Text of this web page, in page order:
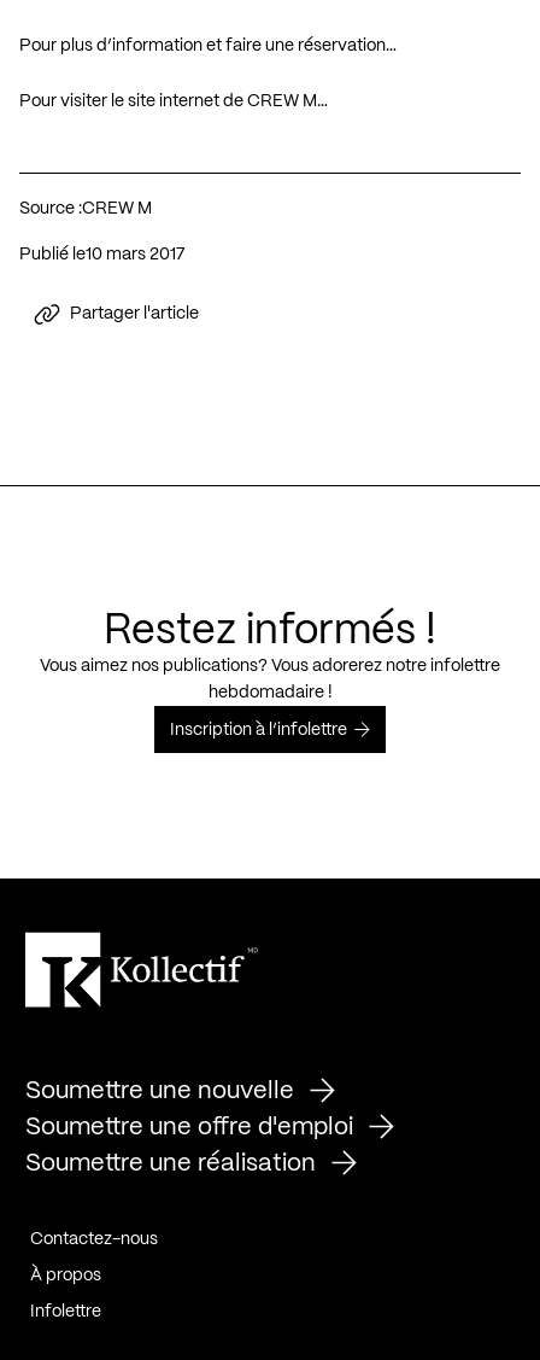
Pour plus d’information et faire une réservation…
Pour visiter le site internet de CREW M…
Source :CREW M
Publié le 10 mars 2017
Partager l'article
Restez informés !
Vous aimez nos publications? Vous adorerez notre infolettre
hebdomadaire !
Inscription à l’infolettre
Soumettre une nouvelle
Soumettre une offre d'emploi
Soumettre une réalisation
Contactez-nous
À propos
Infolettre